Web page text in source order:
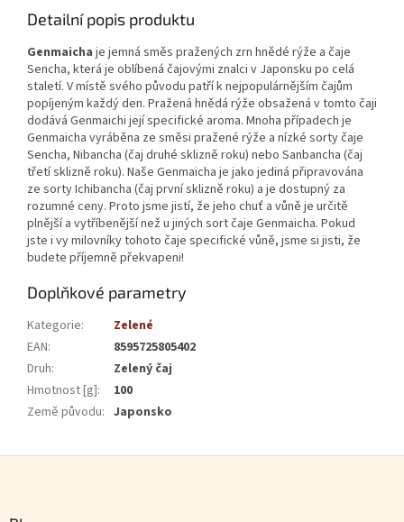
Detailní popis produktu
Genmaicha je jemná směs pražených zrn hnědé rýže a čaje
Sencha, která je oblíbená čajovými znalci v Japonsku po celá
staletí. V místě svého původu patří k nejpopulárnějším čajům
popíjeným každý den. Pražená hnědá rýže obsažená v tomto čaji
dodává Genmaichi její specifické aroma. Mnoha případech je
Genmaicha vyráběna ze směsi pražené rýže a nízké sorty čaje
Sencha, Nibancha (čaj druhé sklizně roku) nebo Sanbancha (čaj
třetí sklizně roku). Naše Genmaicha je jako jediná připravována
ze sorty Ichibancha (čaj první sklizně roku) a je dostupný za
rozumné ceny. Proto jsme jistí, že jeho chuť a vůně je určitě
plnější a vytříbenější než u jiných sort čaje Genmaicha. Pokud
jste i vy milovníky tohoto čaje specifické vůně, jsme si jisti, že
budete příjemně překvapeni!
Doplňkové parametry
Kategorie:
Zelené
EAN:
8595725805402
Druh:
Zelený čaj
Hmotnost [g]:
100
Země původu: Japonsko